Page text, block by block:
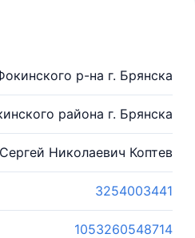
р-на г. Брянска
района г. Брянска
Сергей Николаевич Коптев
3254003441
1053260548714